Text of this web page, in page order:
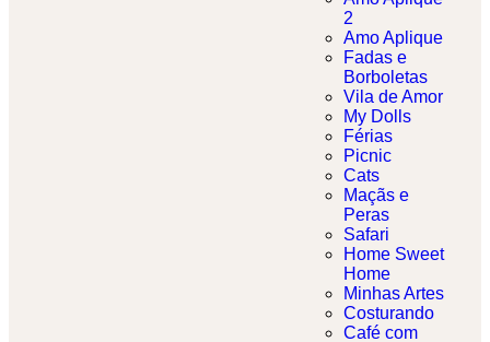
2
Amo Aplique
Fadas e
Borboletas​
Vila de Amor
My Dolls
Férias
Picnic
Cats
Maçãs e
Peras
Safari
Home Sweet
Home
Minhas Artes
Costurando
Café com